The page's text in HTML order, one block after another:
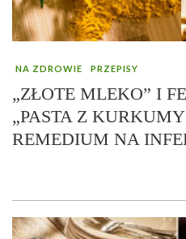
NA ZDROWIE PRZEPISY
„ZŁOTE MLEKO” I
„PASTA Z
REMEDIUM NA